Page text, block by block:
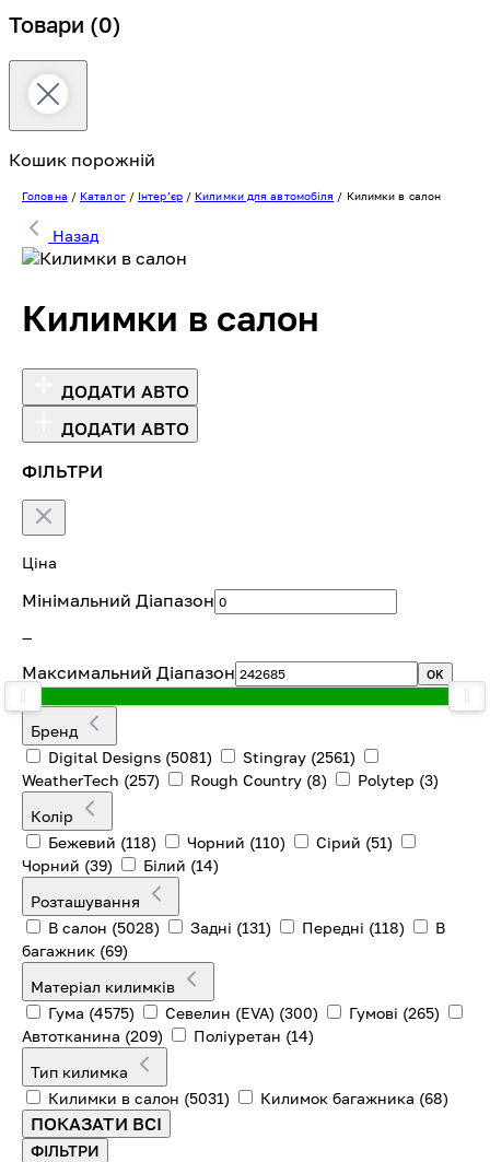
Товари (0)
Кошик порожній
Головна / Каталог/ Інтерʼєр/ Килимки для автомобіля / Килимки в салон
Назад
Килимки в салон
ДОДАТИ АВТО
ДОДАТИ АВТО
ФІЛЬТРИ
Ціна
Мінімальний Діапазон
—
Максимальний Діапазон OK
Бренд
Digital Designs (5081) Stingray (2561)
WeatherTech (257) Rough Country (8) Polytep (3)
Колір
Бежевий (118) Чорний (110) Cірий (51)
Чорний (39) Білий (14)
Розташування
В салон (5028) Задні (131) Передні (118)
В
багажник (69)
Матеріал килимків
Гума (4575) Севелин (EVA) (300) Гумові (265)
Автотканина (209) Поліуретан (14)
Тип килимка
Килимки в салон (5031) Килимок багажника (68)
ПОКАЗАТИ ВСІ
ФІЛЬТРИ